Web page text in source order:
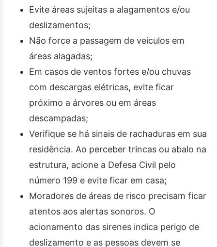
Evite áreas sujeitas a alagamentos e/ou
deslizamentos;
Não force a passagem de veículos em
áreas alagadas;
Em casos de ventos fortes e/ou chuvas
com descargas elétricas, evite ficar
próximo a árvores ou em áreas
descampadas;
Verifique se há sinais de rachaduras em sua
residência. Ao perceber trincas ou abalo na
estrutura, acione a Defesa Civil pelo
número 199 e evite ficar em casa;
Moradores de áreas de risco precisam ficar
atentos aos alertas sonoros. O
acionamento das sirenes indica perigo de
deslizamento e as pessoas devem se